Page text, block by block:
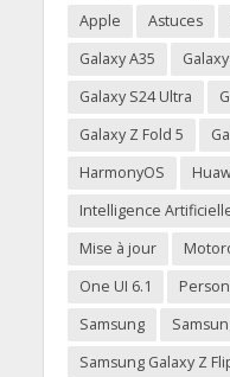
Apple
Astuces
Galaxy A35
Galaxy S24 Ultra
Galaxy Z Fold 5
HarmonyOS
Intelligence
Mise à jour
One UI 6.1
Samsung
Samsung Galaxy Z